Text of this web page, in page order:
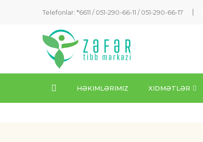
Telefonlar: *6611 /051-290-66-11 /051-290-66-17
HƏKIMLƏRIMIZ XIDMƏTLƏR